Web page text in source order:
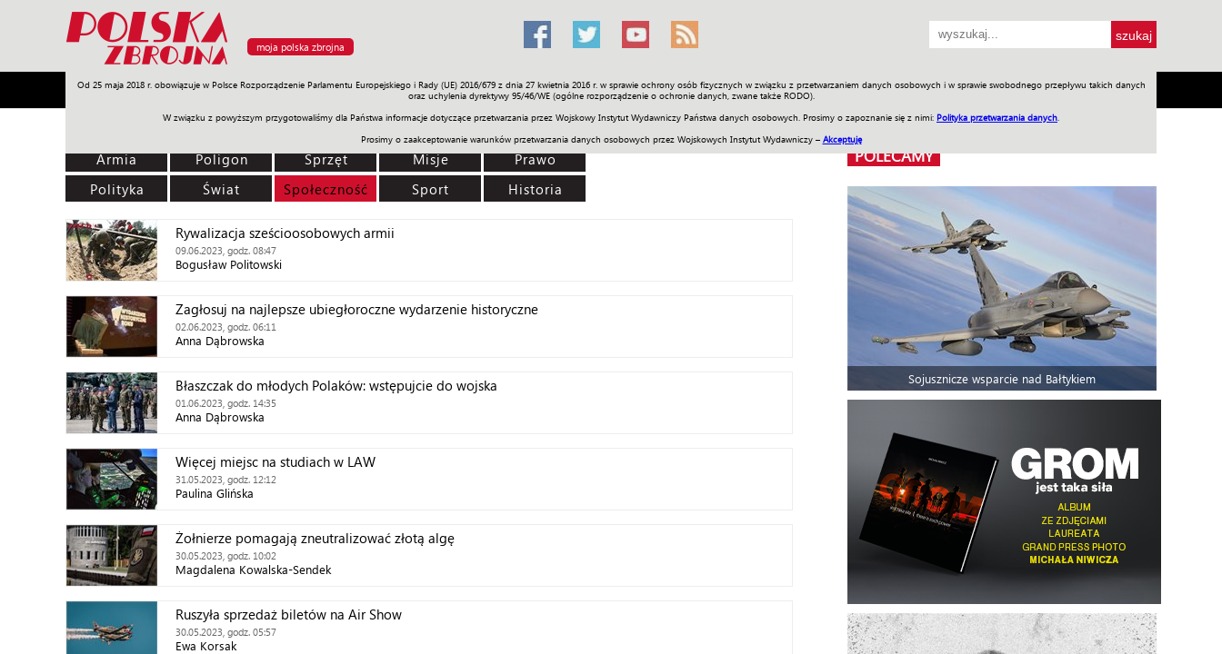
moja polska zbrojna
Od 25 maja 2018 r. obowiązuje w Polsce Rozporządzenie Parlamentu Europejskiego i Rady (UE) 2016/679 z dnia 27 kwietnia 2016 r. w sprawie ochrony osób fizycznych w związku z przetwarzaniem danych osobowych i w sprawie swobodnego przepływu takich danych
oraz uchylenia dyrektywy 95/46/WE (ogólne rozporządzenie o ochronie danych, zwane także RODO).
W związku z powyższym przygotowaliśmy dla Państwa informacje dotyczące przetwarzania przez Wojskowy Instytut Wydawniczy Państwa danych osobowych. Prosimy o zapoznanie się z nimi: Polityka przetwarzania danych
Prosimy o zaakceptowanie warunków przetwarzania danych osobowych przez Wojskowych Instytut Wydawniczy – Akceptuję
Armia Poligon Sprzęt Misje Polityka Prawo Świat Społeczność Sport Historia Galerie Wideo ENGLISH SKLEP Jednodniówki Praca w WIW
Armia Poligon Sprzęt Misje
Prawo
Polityka
Świat Społeczność Sport Historia
Rywalizacja sześcioosobowych armii
09.06.2023, godz. 08:47
Bogusław Politowski
Zagłosuj na najlepsze ubiegłoroczne wydarzenie historyczne
02.06.2023, godz. 06:11
Anna Dąbrowska
Błaszczak do młodych Polaków: wstępujcie do wojska
01.06.2023, godz. 14:35
Anna Dąbrowska
Więcej miejsc na studiach w LAW
31.05.2023, godz. 12:12
Paulina Glińska
Żołnierze pomagają zneutralizować złotą algę
30.05.2023, godz. 10:02
Magdalena Kowalska-Sendek
Ruszyła sprzedaż biletów na Air Show
30.05.2023, godz. 05:57
Ewa Korsak
POLECAMY
Sojusznicze wsparcie nad Bałtykiem